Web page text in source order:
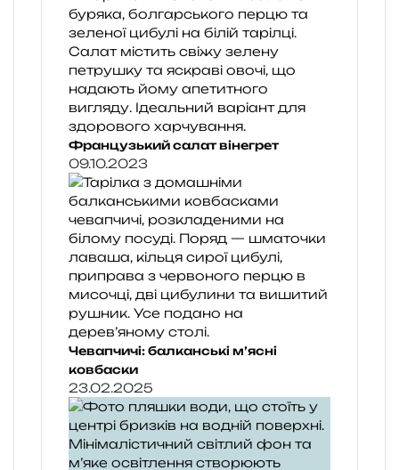
Французький салат вінегрет
09.10.2023
Чевапчичі: балканські м’ясні
ковбаски
23.02.2025